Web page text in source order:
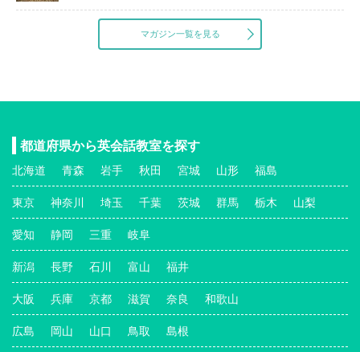
マガジン一覧を見る
都道府県から英会話教室を探す
北海道 青森 岩手 秋田 宮城 山形 福島
東京 神奈川 埼玉 千葉 茨城 群馬 栃木 山梨
愛知 静岡 三重 岐阜
新潟 長野 石川 富山 福井
大阪 兵庫 京都 滋賀 奈良 和歌山
広島 岡山 山口 鳥取 島根